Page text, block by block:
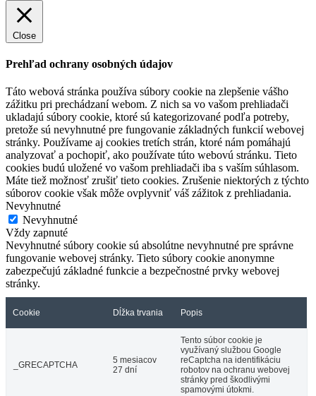
Close
Prehľad ochrany osobných údajov
Táto webová stránka používa súbory cookie na zlepšenie vášho
zážitku pri prechádzaní webom. Z nich sa vo vašom prehliadači
ukladajú súbory cookie, ktoré sú kategorizované podľa potreby,
pretože sú nevyhnutné pre fungovanie základných funkcií webovej
stránky. Používame aj cookies tretích strán, ktoré nám pomáhajú
analyzovať a pochopiť, ako používate túto webovú stránku. Tieto
cookies budú uložené vo vašom prehliadači iba s vaším súhlasom.
Máte tiež možnosť zrušiť tieto cookies. Zrušenie niektorých z týchto
súborov cookie však môže ovplyvniť váš zážitok z prehliadania.
Nevyhnutné
Nevyhnutné
Vždy zapnuté
Nevyhnutné súbory cookie sú absolútne nevyhnutné pre správne
fungovanie webovej stránky. Tieto súbory cookie anonymne
zabezpečujú základné funkcie a bezpečnostné prvky webovej
stránky.
Cookie Dĺžka trvania Popis
_GRECAPTCHA
5 mesiacov
27 dní
Tento súbor cookie je
využívaný službou Google
reCaptcha na identifikáciu
robotov na ochranu webovej
stránky pred škodlivými
spamovými útokmi.